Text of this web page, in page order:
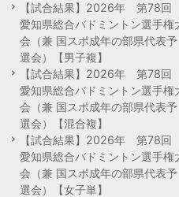
【試合結果】2026年 第78回
愛知県総合バドミントン選手権
会（兼 国スポ成年の部県代表予
選会）【男子複】
【試合結果】2026年 第78回
愛知県総合バドミントン選手権
会（兼 国スポ成年の部県代表予
選会）【混合複】
【試合結果】2026年 第78回
愛知県総合バドミントン選手権
会（兼 国スポ成年の部県代表予
選会）【女子単】